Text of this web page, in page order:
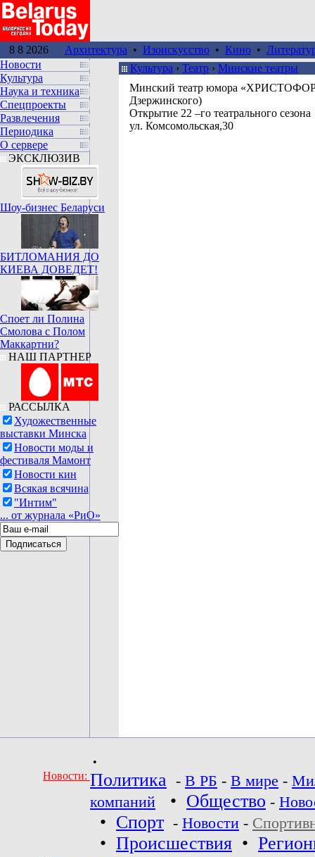
8 8 2026 Архитектура • Изоискусство • Кино •
Новости
Культура
Наука и техника
Спецпроекты
Развлечения
Периодика
О сервере
ЭКСКЛЮЗИВ
Шоу-бизнес Беларуси
БИТЛОМАНИЯ ДО
КИЕВА ДОВЕДЕТ!
Споет ли Полина
Смолова с Полом
Маккартни?
НАШ ПАРТНЕР
РАССЫЛКА
Художественные
выставки Минска
Новости моды и
фестиваля Мамонт
Новости кин
Всякая всячина
"Интим"
... от журнала «РиО»
Культура › Театр › Минские театры
Минский театр юмора
Дзержинского)
Открытие 22 –го театрального сезона
ул. Комсомольская,30
•
Новости: Политика - В РБ - В мире -
компаний
• Общество -
• Спорт - Новости -
• Происшествия •